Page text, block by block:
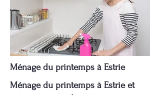
Ménage du printemps à Estrie
Ménage du printemps à Estrie et